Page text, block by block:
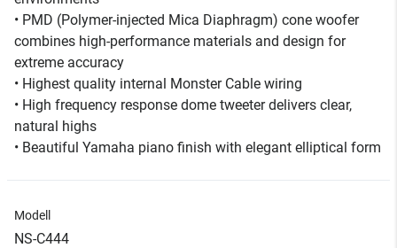
• PMD (Polymer-injected Mica Diaphragm) cone woofer
combines high-performance materials and design for
extreme accuracy
• Highest quality internal Monster Cable wiring
• High frequency response dome tweeter delivers clear,
natural highs
• Beautiful Yamaha piano finish with elegant elliptical form
Modell
NS-C444